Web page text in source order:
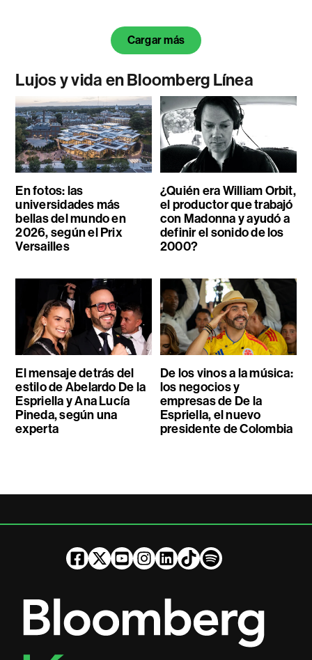
Cargar más
Lujos y vida en Bloomberg Línea
En fotos: las
universidades más
bellas del mundo en
2026, según el Prix
Versailles
¿Quién era William Orbit,
el productor que trabajó
con Madonna y ayudó a
definir el sonido de los
2000?
El mensaje detrás del
estilo de Abelardo De la
Espriella y Ana Lucía
Pineda, según una
experta
De los vinos a la música:
los negocios y
empresas de De la
Espriella, el nuevo
presidente de Colombia